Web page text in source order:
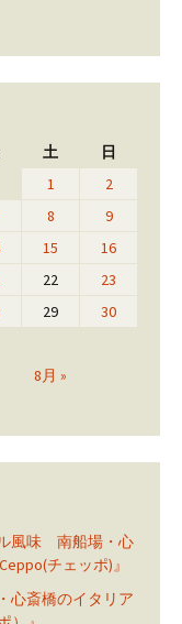
土 日
8月 »
1
2
8
9
15
16
22
23
29
30
風味 南船場・心
チェッポ)』
斎橋のイタリア